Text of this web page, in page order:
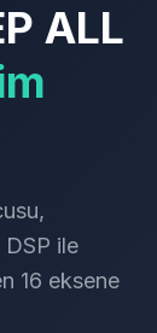
ALL
ile
16 eksene